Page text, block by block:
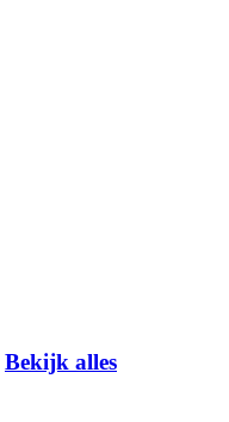
Bekijk alles